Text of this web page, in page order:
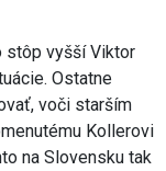
stôp vyšší Viktor
Ostatne
voči starším
Kollerovi
na Slovensku tak